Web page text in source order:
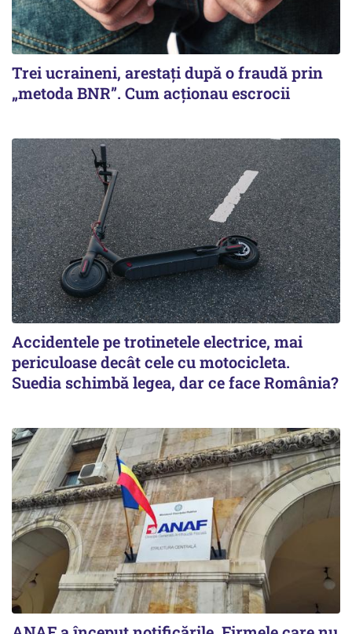
Trei ucraineni, arestați după o fraudă prin
„metoda BNR”. Cum acționau escrocii
Accidentele pe trotinetele electrice, mai
periculoase decât cele cu motocicleta.
Suedia schimbă legea, dar ce face România?